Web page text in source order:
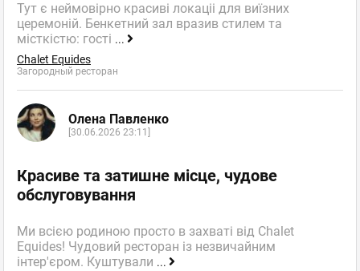
Тут є неймовірно красиві локаціі для виїзних
церемоній. Бенкетний зал вразив стилем та
місткістю: гості ...
Chalet Equides
Загородный ресторан
Олена Павленко
[30.06.2026 23:11]
Красиве та затишне місце, чудове
обслуговування
Ми всією родиною просто в захваті від Chalet
Equides! Чудовий ресторан із незвичайним
інтер'єром. Куштували ...